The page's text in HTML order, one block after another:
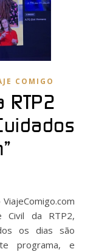
COMIGO
RTP2
Civil da RTP2,
os dias são
programa, e